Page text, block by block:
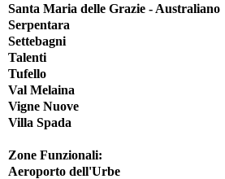
Santa Maria delle Grazie - Australiano
Serpentara
Settebagni
Talenti
Tufello
Val Melaina
Vigne Nuove
Villa Spada
Zone Funzionali:
Aeroporto dell'Urbe